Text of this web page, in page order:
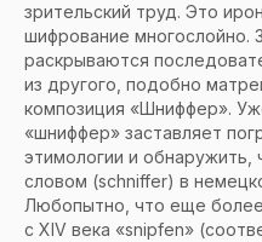
зрительский труд. Это
шифрование многослойно.
раскрываются
из другого, подобно
композиция «Шниффер».
«шниффер» заставляет
этимологии и обнаружить,
словом (schniffer) в
Любопытно, что еще
с XIV века «snipfen»